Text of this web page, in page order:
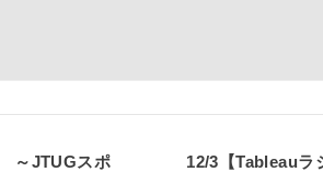
～JTUGスポ
12/3【Tableauラ